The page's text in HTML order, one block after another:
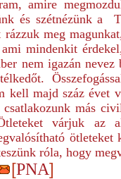
amire
és szétnézünk a
meg
mindenkit
nem igazán
kell majd száz évet
csatlakozunk más
várjuk az
róla, hogy
[PNA]